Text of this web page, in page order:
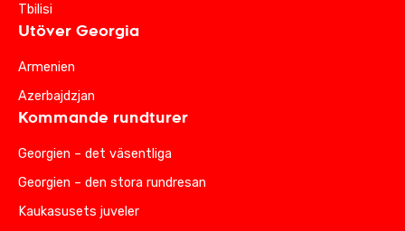
Tbilisi
Utöver Georgia
Armenien
Azerbajdzjan
Kommande rundturer
Georgien – det väsentliga
Georgien – den stora rundresan
Kaukasusets juveler